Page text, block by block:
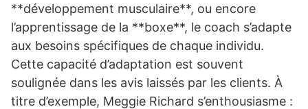
**développement musculaire**, ou encore
l’apprentissage de la **boxe**, le coach s’adapte
aux besoins spécifiques de chaque individu.
Cette capacité d’adaptation est souvent
soulignée dans les avis laissés par les clients. À
titre d’exemple, Meggie Richard s’enthousiasme :